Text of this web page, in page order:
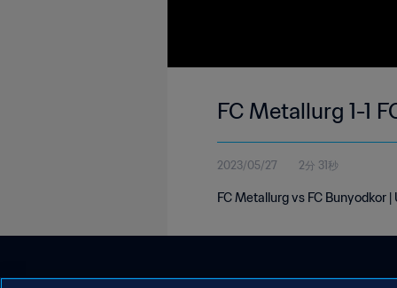
FC Metallurg 1-1
2023/05/27 2分 31秒
FC Metallurg vs FC Bunyodkor